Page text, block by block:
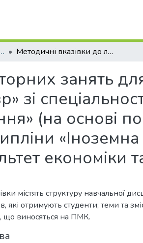
видання Методичні вказівки до лабораторних занять для здобувачів ступеня вищої освіти «Бакалавр» зі спеціальності 072 «Фінанси, банківська справа та страхування» (на основі повної загальної середньої освіти)2 курс з дисципліни «Іноземна мова (англійська)» денної форми навчання, факультет економіки та бізнесу
занять
зі
(на основі
економіки
містять структуру навчальної
які отримують студенти; теми та
що виносяться на ПМК.